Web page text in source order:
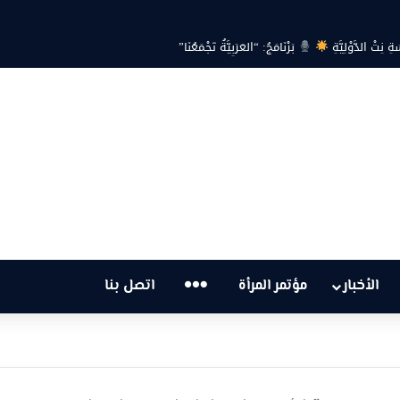
نِتْ الدَّوْلِيَّةِ
بَرْنَامَجُ: “العَرَبِيَّةُ تَجْمَعُنَا”
الأخبار مؤتمر المرأة … اتصل بنا